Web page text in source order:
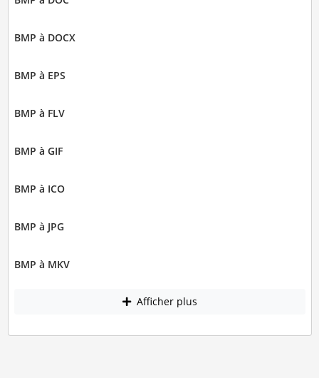
BMP à DOCX
BMP à EPS
BMP à FLV
BMP à GIF
BMP à ICO
BMP à JPG
BMP à MKV
Afficher plus